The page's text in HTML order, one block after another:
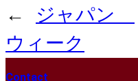
←
ジャパン
ウィーク
Contact